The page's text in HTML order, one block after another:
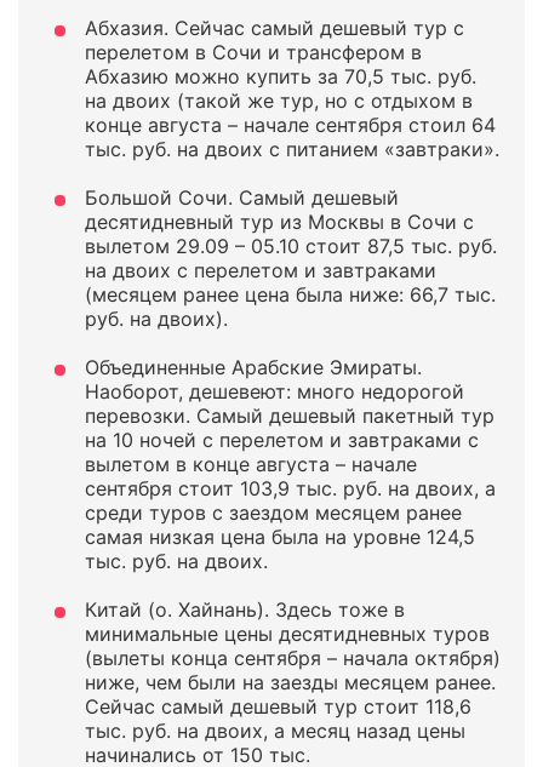
Абхазия. Сейчас самый дешевый тур с
перелетом в Сочи и трансфером в
Абхазию можно купить за 70,5 тыс. руб.
на двоих (такой же тур, но с отдыхом в
конце августа – начале сентября стоил 64
тыс. руб. на двоих с питанием «завтраки».
Большой Сочи. Самый дешевый
десятидневный тур из Москвы в Сочи с
вылетом 29.09 – 05.10 стоит 87,5 тыс. руб.
на двоих с перелетом и завтраками
(месяцем ранее цена была ниже: 66,7 тыс.
руб. на двоих).
Объединенные Арабские Эмираты.
Наоборот, дешевеют: много недорогой
перевозки. Самый дешевый пакетный тур
на 10 ночей с перелетом и завтраками с
вылетом в конце августа – начале
сентября стоит 103,9 тыс. руб. на двоих, а
среди туров с заездом месяцем ранее
самая низкая цена была на уровне 124,5
тыс. руб. на двоих.
Китай (о. Хайнань). Здесь тоже в
минимальные цены десятидневных туров
(вылеты конца сентября – начала октября)
ниже, чем были на заезды месяцем ранее.
Сейчас самый дешевый тур стоит 118,6
тыс. руб. на двоих, а месяц назад цены
начинались от 150 тыс.